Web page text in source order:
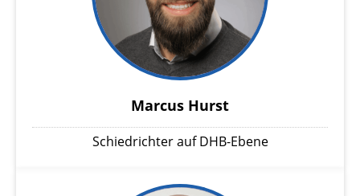
Marcus Hurst
Schiedrichter auf DHB-Ebene